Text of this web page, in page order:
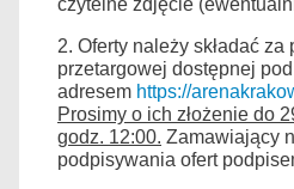
2. Oferty należy składać za
przetargowej dostępnej pod
adresem https://
Prosimy o ich złożenie do
godz. 12:00. Zamawiający
podpisywania ofert